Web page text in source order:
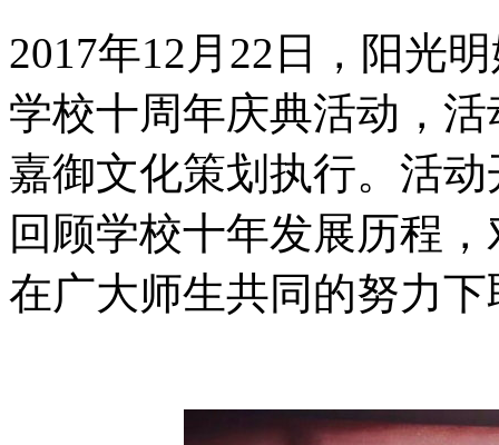
2017年12月22日，阳光
学校十周年庆典活动，
嘉御文化策划执行。活
回顾学校十年发展历程
在广大师生共同的努力